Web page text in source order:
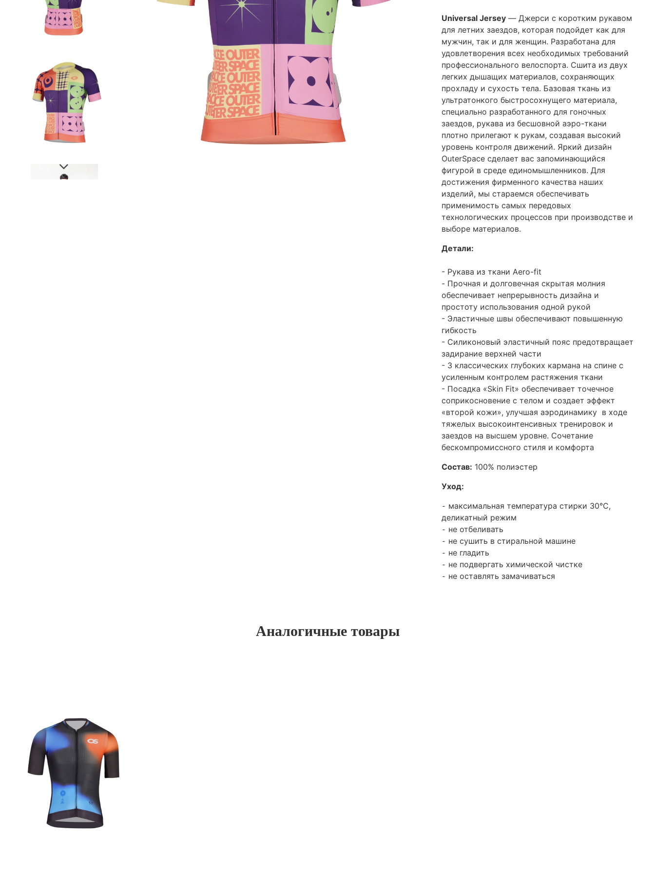
Universal Jersey — Джерси с коротким рукавом
для летних заездов, которая подойдет как для
мужчин, так и для женщин. Разработана для
удовлетворения всех необходимых требований
профессионального велоспорта. Сшита из двух
легких дышащих материалов, сохраняющих
прохладу и сухость тела. Базовая ткань из
ультратонкого быстросохнущего материала,
специально разработанного для гоночных
заездов, рукава из бесшовной аэро-ткани
плотно прилегают к рукам, создавая высокий
уровень контроля движений. Яркий дизайн
OuterSpace сделает вас запоминающийся
фигурой в среде единомышленников. Для
достижения фирменного качества наших
изделий, мы стараемся обеспечивать
применимость самых передовых
технологических процессов при производстве и
выборе материалов.
Детали:
- Рукава из ткани Aero-fit
- Прочная и долговечная скрытая молния
обеспечивает непрерывность дизайна и
простоту использования одной рукой
- Эластичные швы обеспечивают повышенную
гибкость
- Силиконовый эластичный пояс предотвращает
задирание верхней части
- 3 классических глубоких кармана на спине с
усиленным контролем растяжения ткани
- Посадка «Skin Fit» обеспечивает точечное
соприкосновение с телом и создает эффект
«второй кожи», улучшая аэродинамику в ходе
тяжелых высокоинтенсивных тренировок и
заездов на высшем уровне. Сочетание
бескомпромиссного стиля и комфорта
Состав: 100% полиэстер
Уход:
⁃ максимальная температура стирки 30°C,
деликатный режим
⁃ не отбеливать
⁃ не сушить в стиральной машине
⁃ не гладить
⁃ не подвергать химической чистке
⁃ не оставлять замачиваться
Аналогичные товары